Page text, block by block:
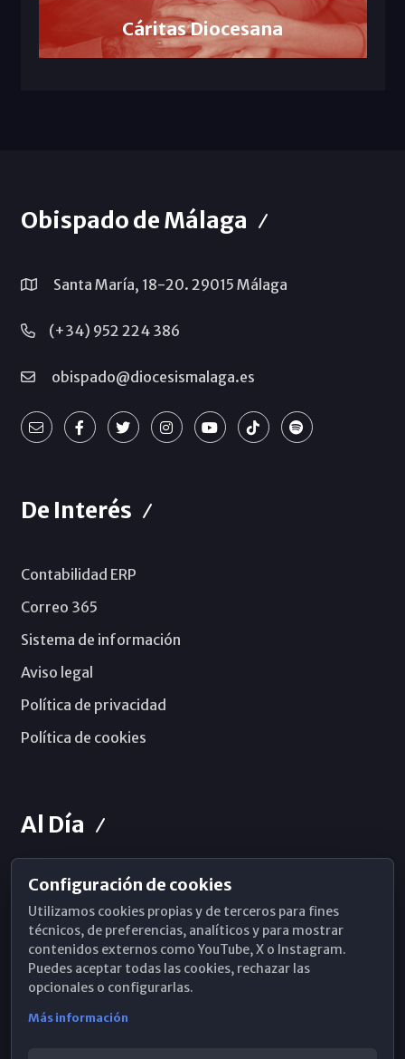
Cáritas Diocesana
Obispado de Málaga
Santa María, 18-20. 29015 Málaga
(+34) 952 224 386
obispado@diocesismalaga.es
De Interés
Contabilidad ERP
Correo 365
Sistema de información
Aviso legal
Política de privacidad
Política de cookies
Al Día
Horarios de Misa
Hemeroteca
WhatsApp
Configuración de cookies
Utilizamos cookies propias y de terceros para fines
técnicos, de preferencias, analíticos y para mostrar
contenidos externos como YouTube, X o Instagram.
Puedes aceptar todas las cookies, rechazar las
opcionales o configurarlas.
Más información